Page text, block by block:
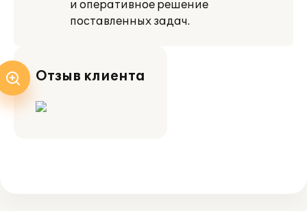
и оперативное решение
поставленных задач.
Отзыв клиента